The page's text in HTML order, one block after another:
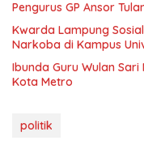
Pengurus GP Ansor
Kwarda Lampung
Narkoba di Kampus
Ibunda Guru Wulan Sari
Kota Metro
politik